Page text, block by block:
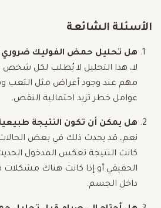
الأسئلة الشائعة
هل تحليل حمض الفوليك ضروري
لا، هذا التحليل لا يُطلب لكل شخص
مهم عند وجود أعراض مثل التعب
عوامل خطر تزيد احتمالية النقص.
هل يمكن أن تكون النتيجة
نعم، قد يحدث ذلك في بعض الحالات
كانت النتيجة تعكس المدخول
الحقيقي أو إذا كانت هناك مشكلات
داخل الجسم.